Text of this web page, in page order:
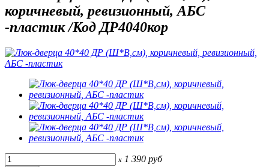
коричневый, ревизионный, АБС
-пластик /Код ДР4040кор
x 1 390 руб